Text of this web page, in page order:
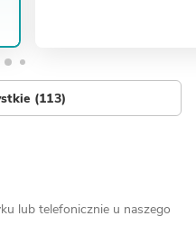
(113)
lub telefonicznie u naszego